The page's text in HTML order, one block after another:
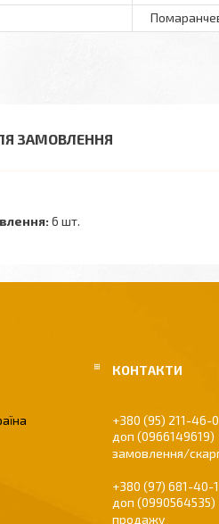
ЗАМОВЛЕННЯ
6 шт.
+380 (95) 211-46-
0966149619
замовлення/
+380 (97) 681-40-
0990564535
продажу